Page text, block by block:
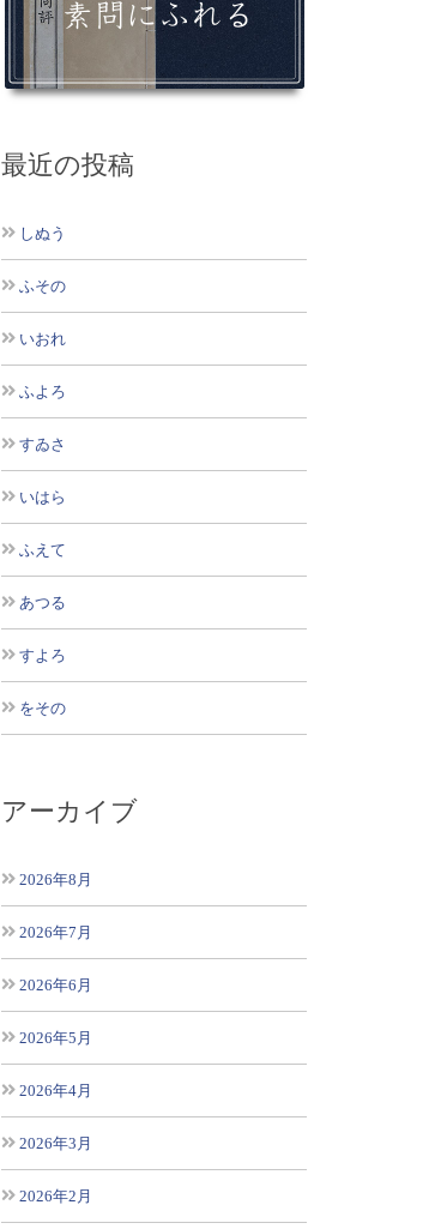
最近の投稿
しぬう
ふその
いおれ
ふよろ
すゐさ
いはら
ふえて
あつる
すよろ
をその
アーカイブ
2026年8月
2026年7月
2026年6月
2026年5月
2026年4月
2026年3月
2026年2月